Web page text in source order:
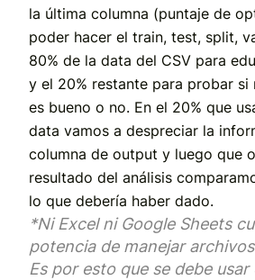
la última columna (puntaje de
poder hacer el train, test, split,
80% de la data del CSV para
y el 20% restante para probar si
es bueno o no. En el 20% que
data vamos a despreciar la
columna de output y luego que
resultado del análisis
lo que debería haber dado.
*Ni Excel ni Google Sheets
potencia de manejar
Es por esto que se debe usar